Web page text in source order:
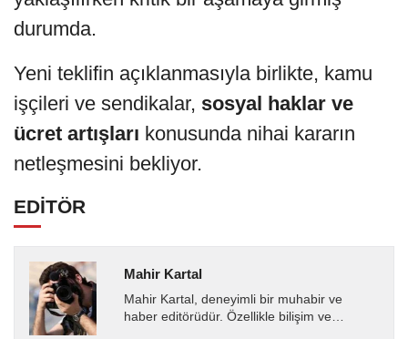
durumda.
Yeni teklifin açıklanmasıyla birlikte, kamu
işçileri ve sendikalar, sosyal haklar ve
ücret artışları konusunda nihai kararın
netleşmesini bekliyor.
EDİTÖR
Mahir Kartal
Mahir Kartal, deneyimli bir muhabir ve
haber editörüdür. Özellikle bilişim ve